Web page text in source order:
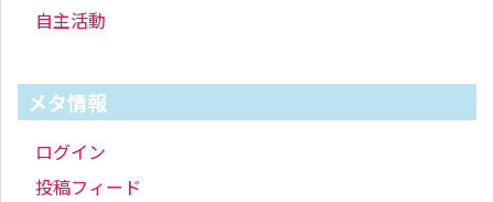
自主活動
メタ情報
ログイン
投稿フィード